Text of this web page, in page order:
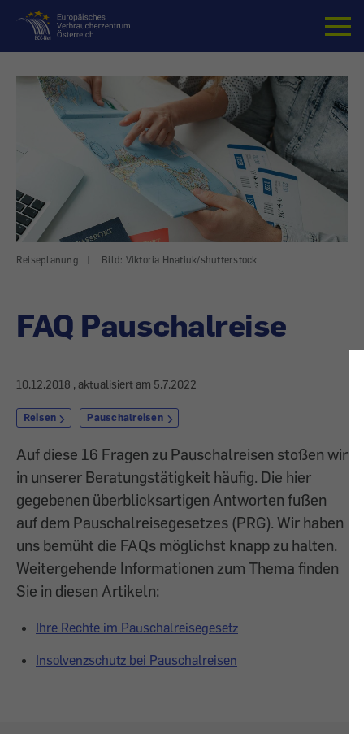
Startseite
Reiseplanung | Bild: Viktoria Hnatiuk/shutterstock
FAQ Pauschalreise
10.12.2018 , aktualisiert am 5.7.2022
Reisen Pauschalreisen
Auf diese 16 Fragen zu Pauschalreisen stoßen wir
in unserer Beratungstätigkeit häufig. Die hier
gegebenen überblicksartigen Antworten fußen
auf dem Pauschalreisegesetzes (PRG). Wir haben
uns bemüht die FAQs möglichst knapp zu halten.
Weitergehende Informationen zum Thema finden
Sie in diesen Artikeln:
Ihre Rechte im Pauschalreisegesetz
Insolvenzschutz bei Pauschalreisen